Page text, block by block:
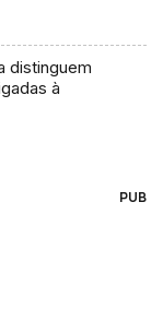
distinguem
à
PUB